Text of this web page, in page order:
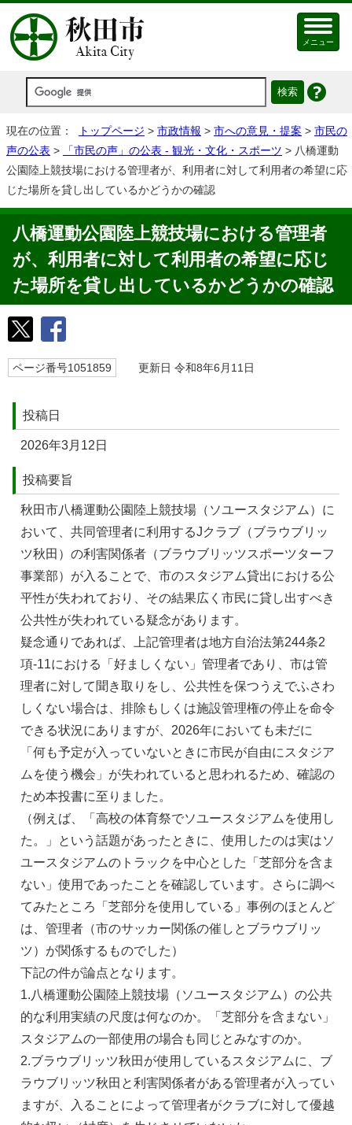
メニュー
現在の位置： トップページ > 市政情報 > 市への意見・提案 > 市民の
声の公表 > 「市民の声」の公表 - 観光・文化・スポーツ > 八橋運動
公園陸上競技場における管理者が、利⽤者に対して利⽤者の希望に応
じた場所を貸し出しているかどうかの確認
八橋運動公園陸上競技場における管理者
が、利⽤者に対して利⽤者の希望に応じ
た場所を貸し出しているかどうかの確認
ページ番号1051859 更新日 令和8年6月11日
投稿日
2026年3月12日
投稿要旨
秋⽥市⼋橋運動公園陸上競技場（ソユースタジアム）に
おいて、共同管理者に利⽤するJクラブ（ブラウブリッ
ツ秋⽥）の利害関係者（ブラウブリッツスポーツターフ
事業部）が⼊ることで、市のスタジアム貸出における公
平性が失われており、その結果広く市⺠に貸し出すべき
公共性が失われている疑念があります。
疑念通りであれば、上記管理者は地⽅⾃治法第244条2
項-11における「好ましくない」管理者であり、市は管
理者に対して聞き取りをし、公共性を保つうえでふさわ
しくない場合は、排除もしくは施設管理権の停⽌を命令
できる状況にありますが、2026年においても未だに
「何も予定が⼊っていないときに市⺠が⾃由にスタジア
ムを使う機会」が失われていると思われるため、確認の
ため本投書に⾄りました。
（例えば、「⾼校の体育祭でソユースタジアムを使⽤し
た。」という話題があったときに、使⽤したのは実はソ
ユースタジアムのトラックを中⼼とした「芝部分を含ま
ない」使⽤であったことを確認しています。さらに調べ
てみたところ「芝部分を使⽤している」事例のほとんど
は、管理者（市のサッカー関係の催しとブラウブリッ
ツ）が関係するものでした）
下記の件が論点となります。
1.⼋橋運動公園陸上競技場（ソユースタジアム）の公共
的な利⽤実績の尺度は何なのか。「芝部分を含まない」
スタジアムの⼀部使⽤の場合も同じとみなすのか。
2.ブラウブリッツ秋⽥が使⽤しているスタジアムに、ブ
ラウブリッツ秋⽥と利害関係者がある管理者が⼊ってい
ますが、⼊ることによって管理者がクラブに対して優越